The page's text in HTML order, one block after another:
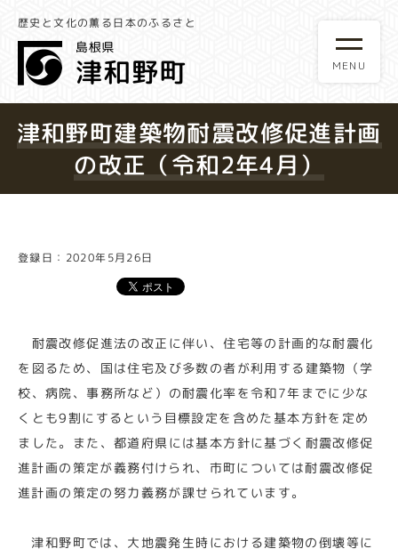
歴史と文化の薫る日本のふるさと
津和野町建築物耐震改修促進計画
の改正（令和2年4月）
登録日：2020年5月26日
耐震改修促進法の改正に伴い、住宅等の計画的な耐震化
を図るため、国は住宅及び多数の者が利用する建築物（学
校、病院、事務所など）の耐震化率を令和7年までに少な
くとも9割にするという目標設定を含めた基本方針を定め
ました。また、都道府県には基本方針に基づく耐震改修促
進計画の策定が義務付けられ、市町については耐震改修促
進計画の策定の努力義務が課せられています。
津和野町では、大地震発生時における建築物の倒壊等に